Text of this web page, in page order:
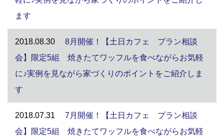
ます
2018.08.30
8月開催！【土日カフェ プラン相談
会】限定5組 焼きたてワッフルを食べながらお気軽
に♪実例を見ながら家づくりのポイントをご紹介しま
す
2018.07.31
7月開催！【土日カフェ プラン相談
会】限定5組 焼きたてワッフルを食べながらお気軽